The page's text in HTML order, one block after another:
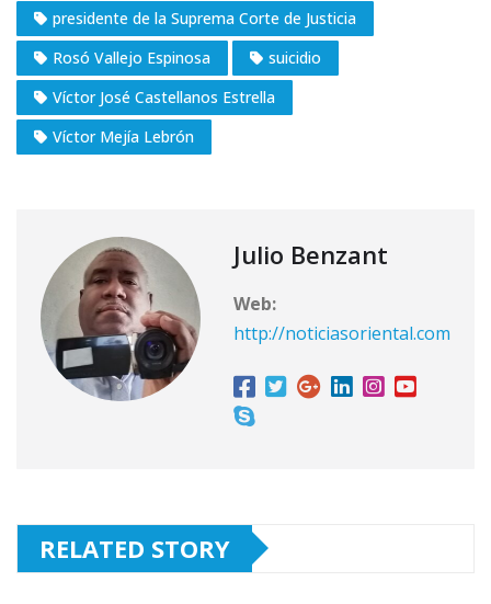
presidente de la Suprema Corte de Justicia
Rosó Vallejo Espinosa
suicidio
Víctor José Castellanos Estrella
Víctor Mejía Lebrón
Julio Benzant
Web:
http://noticiasoriental.com
RELATED STORY